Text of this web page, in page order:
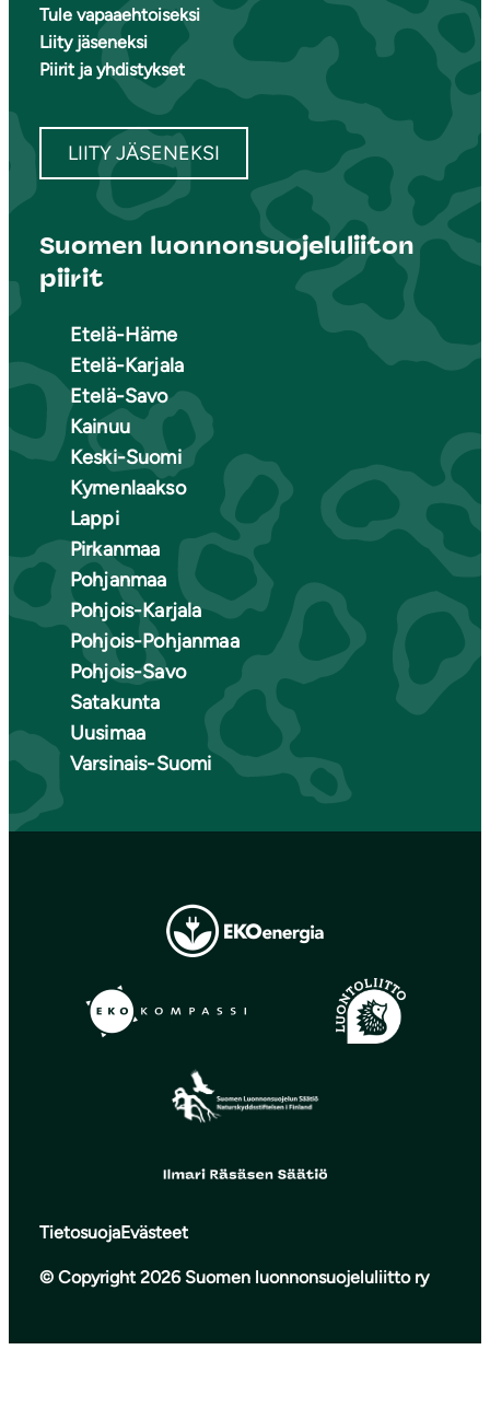
Tule vapaaehtoiseksi
Liity jäseneksi
Piirit ja yhdistykset
LIITY JÄSENEKSI
Suomen luonnonsuojeluliiton
piirit
Etelä-Häme
Etelä-Karjala
Etelä-Savo
Kainuu
Keski-Suomi
Kymenlaakso
Lappi
Pirkanmaa
Pohjanmaa
Pohjois-Karjala
Pohjois-Pohjanmaa
Pohjois-Savo
Satakunta
Uusimaa
Varsinais-Suomi
TietosuojaEvästeet
© Copyright 2026 Suomen luonnonsuojeluliitto ry